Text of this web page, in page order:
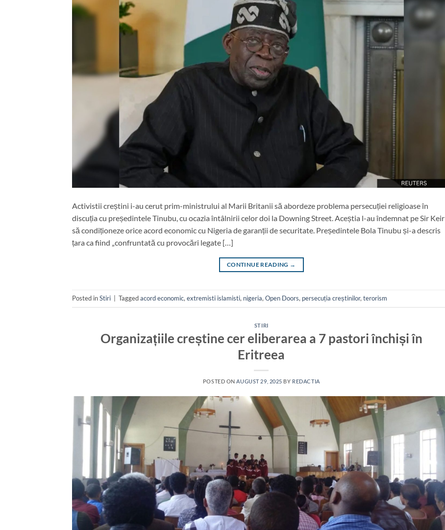
Activistii creștini i-au cerut prim-ministrului al Marii Britanii să abordeze problema persecuției religioase în
discuția cu președintele Tinubu, cu ocazia întâlnirii celor doi la Downing Street. Aceștia l-au îndemnat pe Sir Keir
să condiționeze orice acord economic cu Nigeria de garanții de securitate. Președintele Bola Tinubu și-a descris
țara ca fiind „confruntată cu provocări legate […]
CONTINUE READING →
Posted inStiri Taggedacord economic, extremisti islamisti, nigeria, Open Doors, persecuția creștinilor, terorism
STIRI
Organizațiile creștine cer eliberarea a 7 pastori închiși în
Eritreea
POSTED ONAUGUST 29, 2025 BY REDACTIA